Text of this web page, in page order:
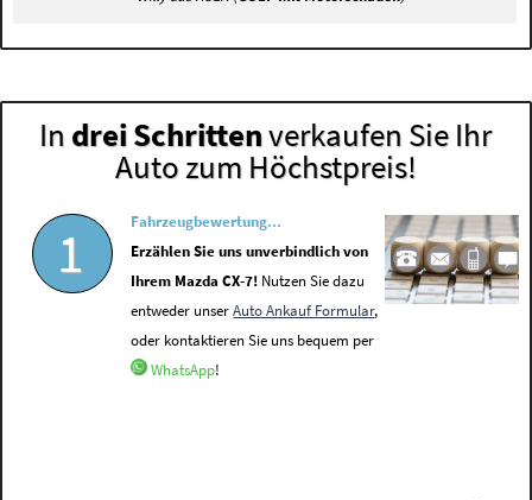
In drei Schrittenverkaufen Sie Ihr
Auto zum Höchstpreis!
1
Fahrzeugbewertung...
Erzählen Sie uns unverbindlich von
Ihrem Mazda CX-7! Nutzen Sie dazu
entweder unserAuto Ankauf Formular,
oder kontaktieren Sie uns bequem per
WhatsApp!